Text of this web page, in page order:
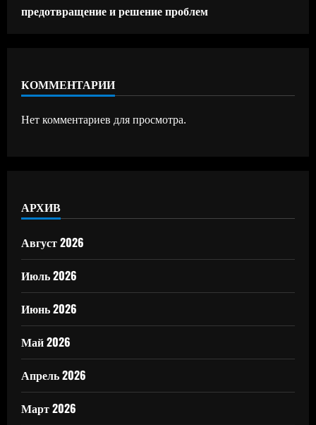
предотвращение и решение проблем
КОММЕНТАРИИ
Нет комментариев для просмотра.
АРХИВ
Август 2026
Июль 2026
Июнь 2026
Май 2026
Апрель 2026
Март 2026